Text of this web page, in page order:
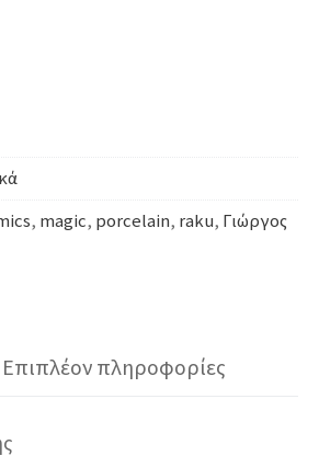
, magic, porcelain, raku, Γιώργος
Επιπλέον πληροφορίες